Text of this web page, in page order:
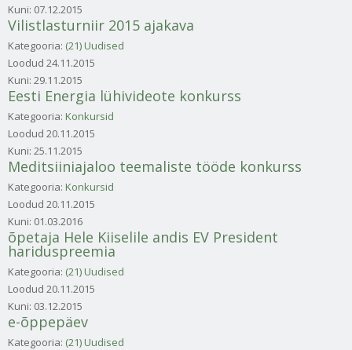
Kuni: 07.12.2015
Vilistlasturniir 2015 ajakava
Kategooria: (21) Uudised
Loodud 24.11.2015
Kuni: 29.11.2015
Eesti Energia lühivideote konkurss
Kategooria: Konkursid
Loodud 20.11.2015
Kuni: 25.11.2015
Meditsiiniajaloo teemaliste tööde konkurss
Kategooria: Konkursid
Loodud 20.11.2015
Kuni: 01.03.2016
õpetaja Hele Kiiselile andis EV President
hariduspreemia
Kategooria: (21) Uudised
Loodud 20.11.2015
Kuni: 03.12.2015
e-õppepäev
Kategooria: (21) Uudised